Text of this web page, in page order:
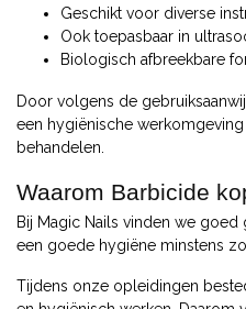
Geschikt voor diverse
Ook toepasbaar in
Biologisch afbreekbare
Door volgens de
een hygiënische
behandelen.
Waarom Barbicide
Bij Magic Nails vinden we
een goede hygiëne minstens
Tijdens onze opleidingen